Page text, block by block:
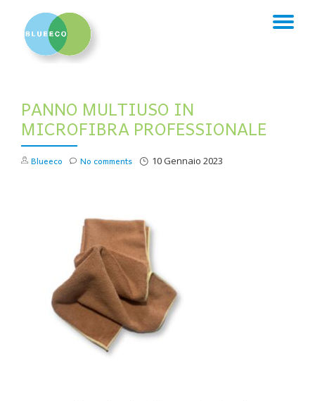
PANNO MULTIUSO IN
MICROFIBRA PROFESSIONALE
Blueeco 10 Gennaio 2023
No comments